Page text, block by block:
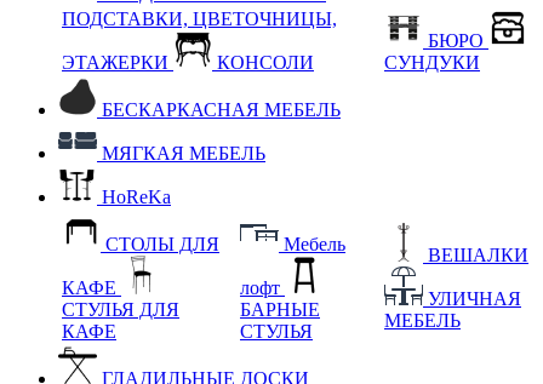
ПОДСТАВКИ, ЦВЕТОЧНИЦЫ,
ЭТАЖЕРКИ КОНСОЛИ
БЮРО
СУНДУКИ
БЕСКАРКАСНАЯ МЕБЕЛЬ
МЯГКАЯ МЕБЕЛЬ
HoReKa
СТОЛЫ ДЛЯ
КАФЕ
СТУЛЬЯ ДЛЯ
КАФЕ
Мебель
лофт
БАРНЫЕ
СТУЛЬЯ
ВЕШАЛКИ
УЛИЧНАЯ
МЕБЕЛЬ
ГЛАДИЛЬНЫЕ ДОСКИ